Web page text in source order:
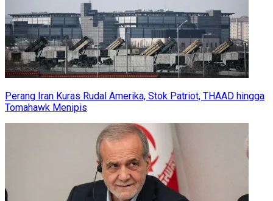
Perang Iran Kuras Rudal Amerika, Stok Patriot, THAAD hingga
Tomahawk Menipis